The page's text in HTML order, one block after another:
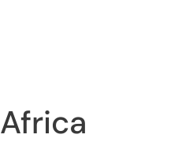
Africa